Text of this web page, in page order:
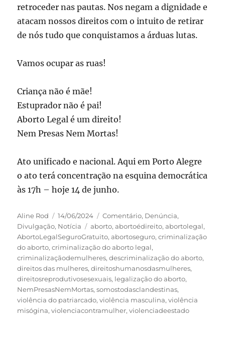
retroceder nas pautas. Nos negam a dignidade e
atacam nossos direitos com o intuito de retirar
de nós tudo que conquistamos a árduas lutas.
Vamos ocupar as ruas!
Criança não é mãe!
Estuprador não é pai!
Aborto Legal é um direito!
Nem Presas Nem Mortas!
Ato unificado e nacional. Aqui em Porto Alegre
o ato terá concentração na esquina democrática
às 17h – hoje 14 de junho.
Autor
Aline Rod
Publicado
em
14/06/2024 Categorias
Comentário, Denúncia,
Divulgação, Notícia Tags
aborto,abortoédireito,abortolegal,
AbortoLegalSeguroGratuito,abortoseguro,criminalização
do aborto,criminalização do aborto legal,
criminalizaçãodemulheres,descriminalização do aborto,
direitos das mulheres,direitoshumanosdasmulheres,
direitosreprodutivosesexuais, legalização do aborto,
NemPresasNemMortas,somostodasclandestinas,
violência do patriarcado,violência masculina,violência
misógina,violenciacontramulher,violenciadeestado